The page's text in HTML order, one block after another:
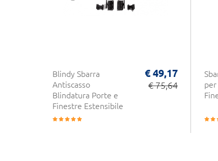
Blindy Sbarra
Antiscasso
Blindatura Porte e
Finestre Estensibile
€ 49,17
€ 75,64
per